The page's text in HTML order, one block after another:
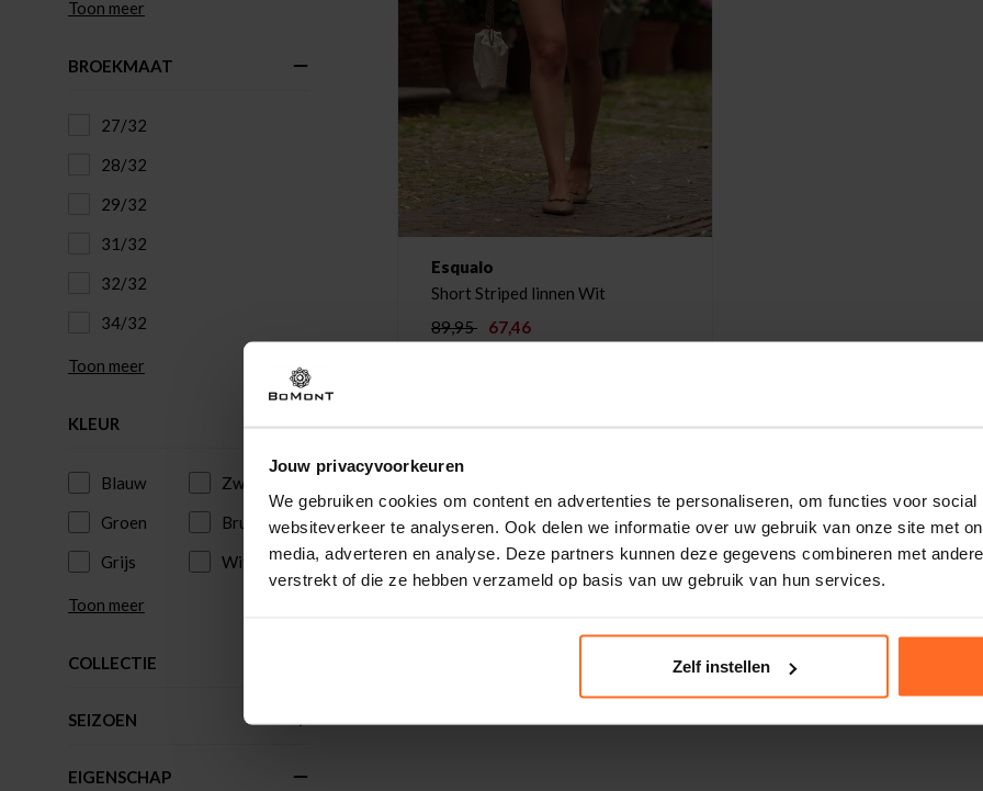
Jouw privacyvoorkeuren
We gebruiken cookies om content en advertenties te personaliseren, om functies voor social
websiteverkeer te analyseren. Ook delen we informatie over uw gebruik van onze site met
media, adverteren en analyse. Deze partners kunnen deze gegevens combineren met
verstrekt of die ze hebben verzameld op basis van uw gebruik van hun services.
Zelf instellen
Toon meer
BROEKMAAT
27/32
28/32
29/32
31/32
32/32
34/32
Toon meer
KLEUR
Blauw
Zwart
Groen
Bruin
Grijs
Wit
Toon meer
COLLECTIE
SEIZOEN
EIGENSCHAP
Esqualo
Short Striped linnen Wit
89,95
67,46